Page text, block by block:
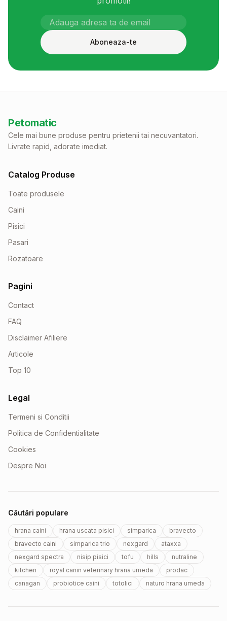
Aboneaza-te
Petomatic
Cele mai bune produse pentru prietenii tai necuvantatori.
Livrate rapid, adorate imediat.
Catalog Produse
Toate produsele
Caini
Pisici
Pasari
Rozatoare
Pagini
Contact
FAQ
Disclaimer Afiliere
Articole
Top 10
Legal
Termeni si Conditii
Politica de Confidentialitate
Cookies
Despre Noi
Căutări populare
hrana caini hrana uscata pisici simparica
bravecto
bravecto caini
simparica trio nexgard
ataxxa
nexgard spectra
nisip pisici tofu hills
nutraline
kitchen
royal canin veterinary hrana umeda
prodac
canagan
probiotice caini totolici naturo hrana umeda